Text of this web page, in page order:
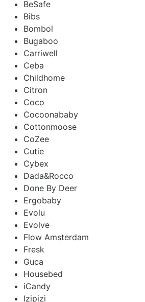
BeSafe
Bibs
Bombol
Bugaboo
Carriwell
Ceba
Childhome
Citron
Coco
Cocoonababy
Cottonmoose
CoZee
Cutie
Cybex
Dada&Rocco
Done By Deer
Ergobaby
Evolu
Evolve
Flow Amsterdam
Fresk
Guca
Housebed
iCandy
Izipizi